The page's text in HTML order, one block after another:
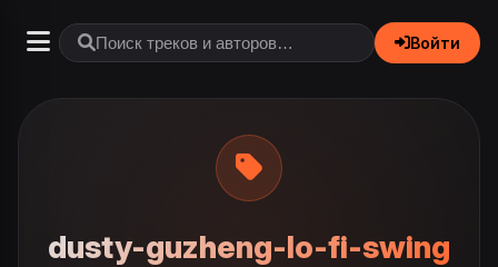
Войти
dusty-guzheng-lo-fi-swing